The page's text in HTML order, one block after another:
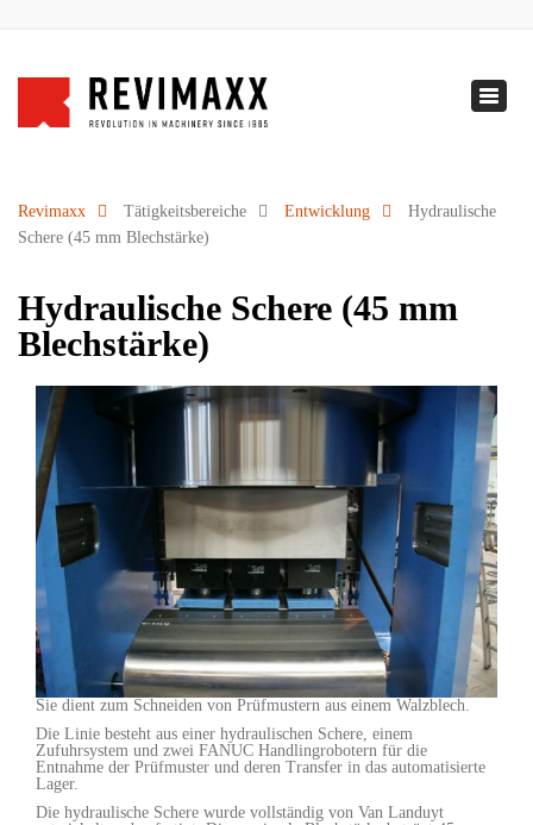
info@revimaxx.com
NL-
Revimaxx Tätigkeitsbereiche Entwicklung
Hydraulische
Schere (45 mm Blechstärke)
Hydraulische Schere (45 mm
Blechstärke)
Sie dient zum Schneiden von Prüfmustern aus einem Walzblech.
Die Linie besteht aus einer hydraulischen Schere, einem
Zufuhrsystem und zwei FANUC Handlingrobotern für die
Entnahme der Prüfmuster und deren Transfer in das automatisierte
Lager.
Die hydraulische Schere wurde vollständig von Van Landuyt